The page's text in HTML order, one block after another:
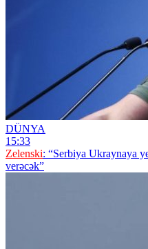
DÜNYA
15:33
Zelenski: “Serbiya Ukraynaya
verəcək”